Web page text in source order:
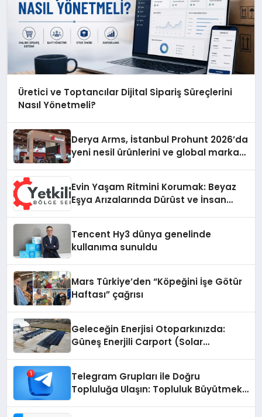
Üretici ve Toptancılar Dijital Sipariş Süreçlerini
Nasıl Yönetmeli?
Derya Arms, İstanbul Prohunt 2026’da
yeni nesil ürünlerini ve global marka
Evin Yaşam Ritmini Korumak: Beyaz
Eşya Arızalarında Dürüst ve İnsan
Tencent Hy3 dünya genelinde
kullanıma sunuldu
Mars Türkiye’den “Köpeğini İşe Götür
Haftası” çağrısı
Geleceğin Enerjisi Otoparkınızda:
Güneş Enerjili Carport (Solar
Telegram Grupları ile Doğru
Topluluğa Ulaşın: Topluluk Büyütmek